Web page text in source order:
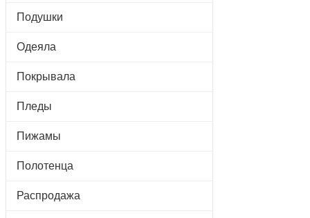
Подушки
Одеяла
Покрывала
Пледы
Пижамы
Полотенца
Распродажа